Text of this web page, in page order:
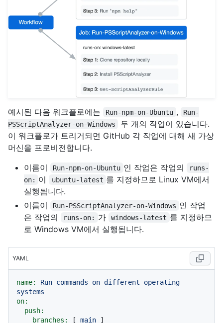
예시된 다음 워크플로에는 Run-npm-on-Ubuntu ,
Run-
PSScriptAnalyzer-on-Windows
두 개의 작업이 있습니다.
이 워크플로가 트리거되면 GitHub 각 작업에 대해 새 가상
머신을 프로비전합니다.
이름이
Run-npm-on-Ubuntu 인 작업은 작업의
runs-
on: 이 ubuntu-latest 를 지정하므로 Linux VM에서
실행됩니다.
이름이
Run-PSScriptAnalyzer-on-Windows 인 작업
은 작업의
runs-on: 가 windows-latest 를 지정하므
로 Windows VM에서 실행됩니다.
YAML
name: Run commands on different
operating
systems
on:
push:
branches:
[ main ]